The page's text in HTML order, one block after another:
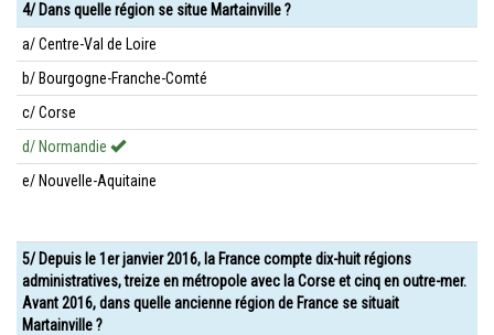
4/ Dans quelle région se situe Martainville ?
a/ Centre-Val de Loire
b/ Bourgogne-Franche-Comté
c/ Corse
d/ Normandie
e/ Nouvelle-Aquitaine
5/ Depuis le 1er janvier 2016, la France compte dix-huit régions
administratives, treize en métropole avec la Corse et cinq en outre-mer.
Avant 2016, dans quelle ancienne région de France se situait
Martainville ?